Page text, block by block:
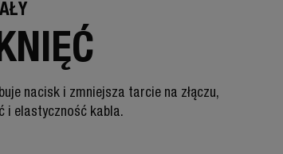
nacisk i zmniejsza tarcie na złączu,
i elastyczność kabla.